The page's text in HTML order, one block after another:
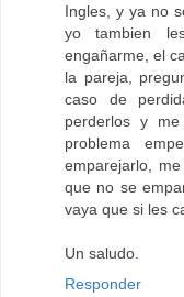
Ingles, y ya no
yo tambien
engañarme, el
la pareja,
caso de
perderlos y
problema
emparejarlo,
que no se
vaya que si les
Un saludo.
Responder